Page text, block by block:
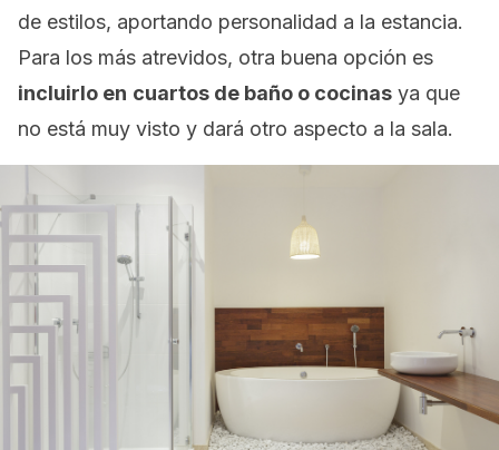
de estilos, aportando personalidad a la estancia.
Para los más atrevidos, otra buena opción es
incluirlo en cuartos de baño o cocinas ya que
no está muy visto y dará otro aspecto a la sala.